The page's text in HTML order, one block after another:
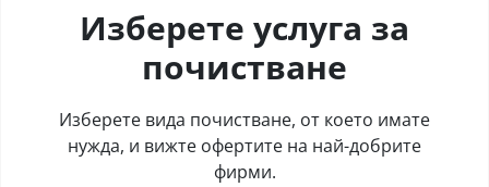
Изберете услуга за
почистване
Изберете вида почистване, от което имате
нужда, и вижте офертите на най-добрите
фирми.